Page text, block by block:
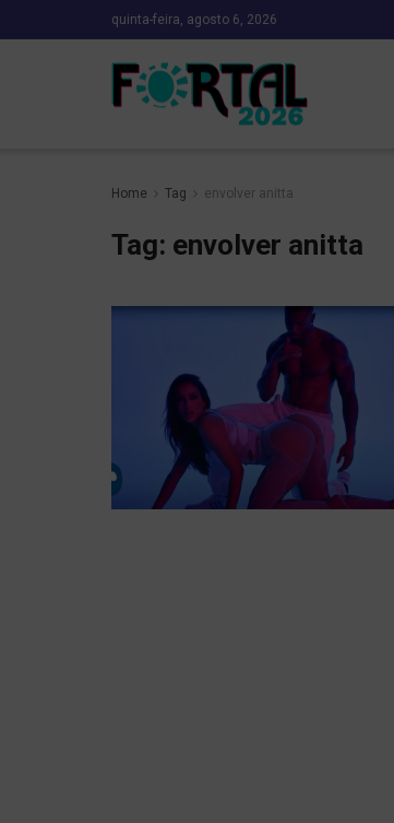
quinta-feira, agosto 6, 2026
Home Tag envolver anitta
Tag: envolver anitta